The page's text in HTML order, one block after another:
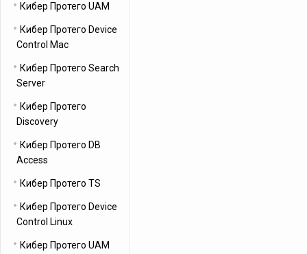
Кибер Протего UAM
Кибер Протего Device
Control Mac
Кибер Протего Search
Server
Кибер Протего
Discovery
Кибер Протего DB
Access
Кибер Протего TS
Кибер Протего Device
Control Linux
Кибер Протего UAM